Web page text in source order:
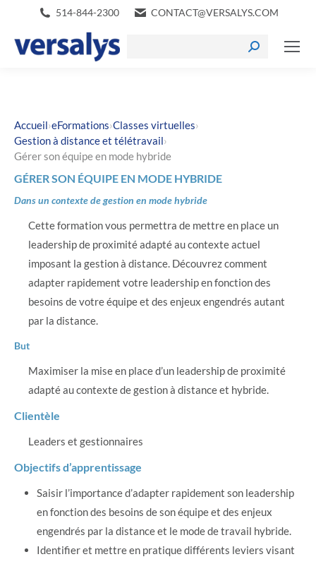
514-844-2300 CONTACT@VERSALYS.COM
Accueil›eFormations›Classes virtuelles›
Gestion à distance et télétravail›
Gérer son équipe en mode hybride
GÉRER SON ÉQUIPE EN MODE HYBRIDE
Dans un contexte de gestion en mode hybride
Cette formation vous permettra de mettre en place un
leadership de proximité adapté au contexte actuel
imposant la gestion à distance. Découvrez comment
adapter rapidement votre leadership en fonction des
besoins de votre équipe et des enjeux engendrés autant
par la distance.
But
Maximiser la mise en place d’un leadership de proximité
adapté au contexte de gestion à distance et hybride.
Clientèle
Leaders et gestionnaires
Objectifs d’apprentissage
Saisir l’importance d’adapter rapidement son leadership
en fonction des besoins de son équipe et des enjeux
engendrés par la distance et le mode de travail hybride.
Identifier et mettre en pratique différents leviers visant